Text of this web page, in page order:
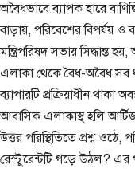
অবৈধভাবে ব্যাপক হারে
বাড়ায়, পরিবেশের বিপর্যয় ও
মন্ত্রিপরিষদ সভায়
এলাকা থেকে বৈধ-অবৈধ সব
ব্যাপারটি প্রক্রিয়াধীন
আবাসিক এলাকাস্থ হলি
উত্তর পরিস্থিতিতে প্রশ্ন
রেস্টুরেন্টটি গড়ে উঠল? এর